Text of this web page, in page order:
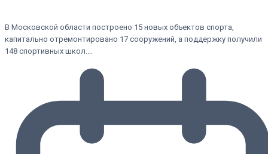
В Московской области построено 15 новых объектов спорта,
капитально отремонтировано 17 сооружений, а поддержку получили
148 спортивных школ.…